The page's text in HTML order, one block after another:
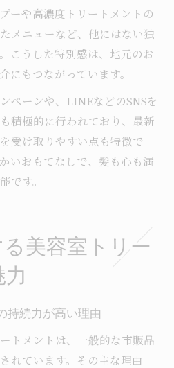
ーや高濃度トリートメントの
メニューなど、他にはない独
こうした特別感は、地元のお
にもつながっています。
ペーンや、LINEなどのSNSを
積極的に行われており、最新
受け取りやすい点も特徴で
いおもてなしで、髪も心も満
です。
美容室トリー
持続力が高い理由
トメントは、一般的な市販品
れています。その主な理由